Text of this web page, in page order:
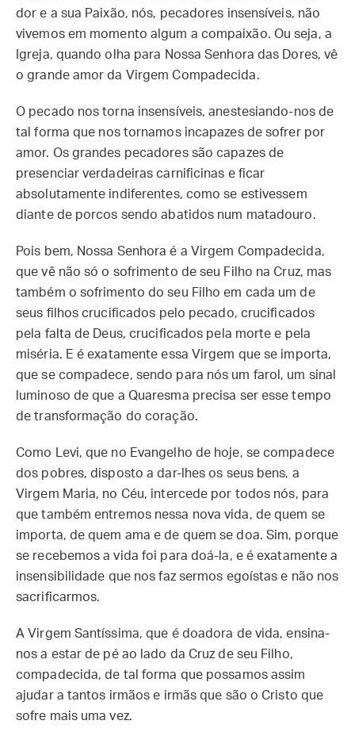
dor e a sua Paixão, nós, pecadores insensíveis, não
vivemos em momento algum a compaixão. Ou seja, a
Igreja, quando olha para Nossa Senhora das Dores, vê
o grande amor da Virgem Compadecida.
O pecado nos torna insensíveis, anestesiando-nos de
tal forma que nos tornamos incapazes de sofrer por
amor. Os grandes pecadores são capazes de
presenciar verdadeiras carnificinas e ficar
absolutamente indiferentes, como se estivessem
diante de porcos sendo abatidos num matadouro.
Pois bem, Nossa Senhora é a Virgem Compadecida,
que vê não só o sofrimento de seu Filho na Cruz, mas
também o sofrimento do seu Filho em cada um de
seus filhos crucificados pelo pecado, crucificados
pela falta de Deus, crucificados pela morte e pela
miséria. E é exatamente essa Virgem que se importa,
que se compadece, sendo para nós um farol, um sinal
luminoso de que a Quaresma precisa ser esse tempo
de transformação do coração.
Como Levi, que no Evangelho de hoje, se compadece
dos pobres, disposto a dar-lhes os seus bens, a
Virgem Maria, no Céu, intercede por todos nós, para
que também entremos nessa nova vida, de quem se
importa, de quem ama e de quem se doa. Sim, porque
se recebemos a vida foi para doá-la, e é exatamente a
insensibilidade que nos faz sermos egoístas e não nos
sacrificarmos.
A Virgem Santíssima, que é doadora de vida, ensina-
nos a estar de pé ao lado da Cruz de seu Filho,
compadecida, de tal forma que possamos assim
ajudar a tantos irmãos e irmãs que são o Cristo que
sofre mais uma vez.